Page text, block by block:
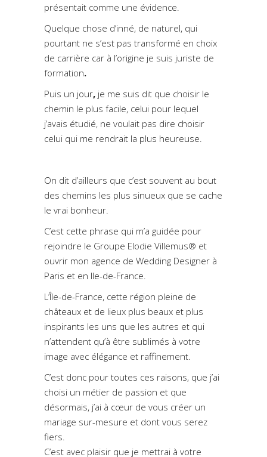
présentait comme une évidence.
Quelque chose d’inné, de naturel, qui
pourtant ne s’est pas transformé en choix
de carrière car à l’origine je suis juriste de
formation.
Puis un jour, je me suis dit que choisir le
chemin le plus facile, celui pour lequel
j’avais étudié, ne voulait pas dire choisir
celui qui me rendrait la plus heureuse.
On dit d’ailleurs que c’est souvent au bout
des chemins les plus sinueux que se cache
le vrai bonheur.
C’est cette phrase qui m’a guidée pour
rejoindre le Groupe Elodie Villemus® et
ouvrir mon agence de Wedding Designer à
Paris et en Ile-de-France.
L’Île-de-France, cette région pleine de
châteaux et de lieux plus beaux et plus
inspirants les uns que les autres et qui
n’attendent qu’à être sublimés à votre
image avec élégance et raffinement.
C’est donc pour toutes ces raisons, que j’ai
choisi un métier de passion et que
désormais, j’ai à cœur de vous créer un
mariage sur-mesure et dont vous serez
fiers.
C’est avec plaisir que je mettrai à votre